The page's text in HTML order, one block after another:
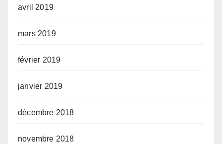
avril 2019
mars 2019
février 2019
janvier 2019
décembre 2018
novembre 2018